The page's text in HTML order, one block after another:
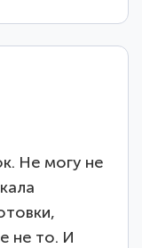
Не могу не
не то. И